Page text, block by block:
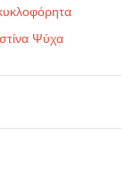
Ψύχα